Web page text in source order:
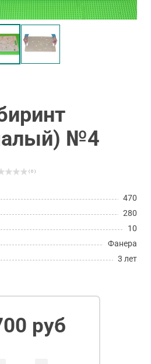
№4
( 0 )
470
280
10
Фанера
3 лет
руб